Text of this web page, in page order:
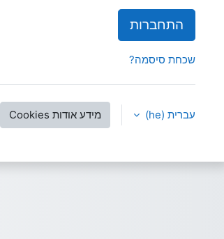
התחברות
שכחת סיסמה?
עברית ‎(he)‎ מידע אודות Cookies